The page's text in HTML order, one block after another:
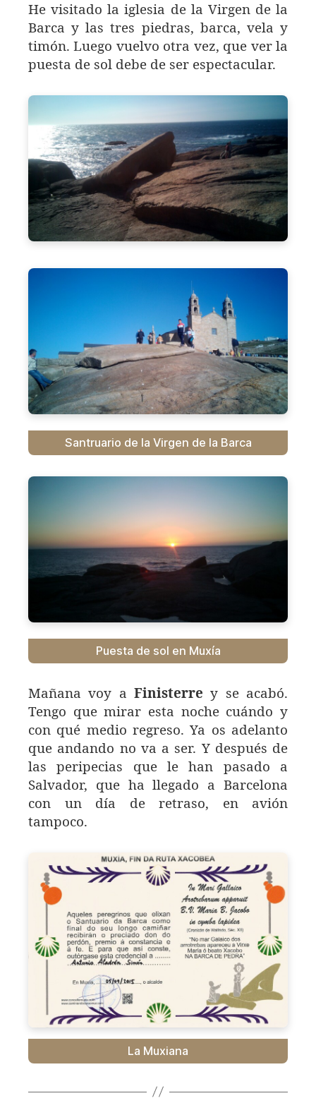
He visitado la iglesia de la Virgen de la
Barca y las tres piedras, barca, vela y
timón. Luego vuelvo otra vez, que ver la
puesta de sol debe de ser espectacular.
Santruario de la Virgen de la Barca
Puesta de sol en Muxía
Mañana voy a Finisterrey se acabó.
Tengo que mirar esta noche cuándo y
con qué medio regreso. Ya os adelanto
que andando no va a ser. Y después de
las peripecias que le han pasado a
Salvador, que ha llegado a Barcelona
con un día de retraso, en avión
tampoco.
La Muxiana